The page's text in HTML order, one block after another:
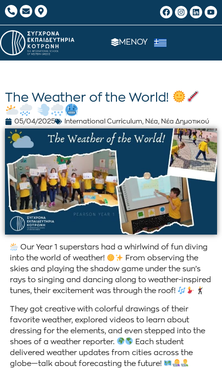
ΜΕΝΟΥ
The Weather of the World!
05/04/2025 International Curriculum, Νέα, Νέα Δημοτικού
Our Year 1 superstars had a whirlwind of fun diving
into the world of weather!
From observing the
skies and playing the shadow game under the sun’s
rays to singing and dancing along to weather-inspired
tunes, their excitement was through the roof!
They got creative with colorful drawings of their
favorite weather, explored videos to learn about
dressing for the elements, and even stepped into the
shoes of a weather reporter.
Each student
delivered weather updates from cities across the
globe—talk about forecasting the future!